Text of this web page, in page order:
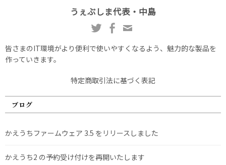
うぇぶしま代表・中島
皆さまのIT環境がより便利で使いやすくなるよう、魅力的な製品を
作っていきます。
特定商取引法に基づく表記
ブログ
かえうちファームウェア 3.5 をリリースしました
かえうち2 の予約受け付けを再開いたします